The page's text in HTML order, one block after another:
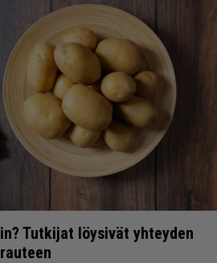
Tutkijat löysivät yhteyden